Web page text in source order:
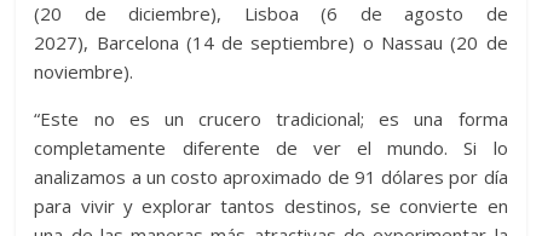
(20 de diciembre), Lisboa (6 de agosto de
2027), Barcelona (14 de septiembre) o Nassau (20 de
noviembre).
“Este no es un crucero tradicional; es una forma
completamente diferente de ver el mundo. Si lo
analizamos a un costo aproximado de 91 dólares por día
para vivir y explorar tantos destinos, se convierte en